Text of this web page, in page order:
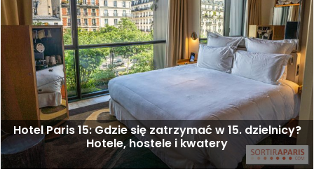
Hotel Paris 15: Gdzie się zatrzymać w 15. dzielnicy?
Hotele, hostele i kwatery